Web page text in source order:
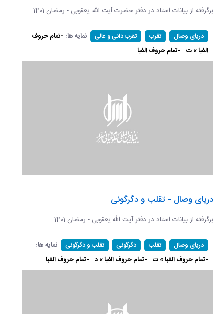
برگرفته از بیانات استاد در دفتر حضرت آیت الله یعقوبی - رمضان 1401
دریای وصال تقرب تقرب دانی و عالی نمایه ها: -تمام حروف
الفبا » ت -تمام حروف الفبا
دریای وصال - تقلب و دگرگونی
برگرفته از بیانات استاد در دفتر آیت الله یعقوبی - رمضان 1401
دریای وصال تقلب دگرگونی تقلب و دگرگونی
نمایه ها:
-تمام حروف الفبا » ت -تمام حروف الفبا » د -تمام حروف الفبا